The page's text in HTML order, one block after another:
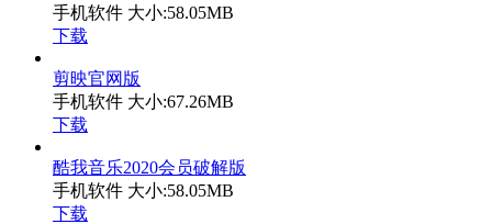
手机软件 大小:58.05MB
下载
剪映官网版
手机软件 大小:67.26MB
下载
酷我音乐2020会员破解版
手机软件 大小:58.05MB
下载